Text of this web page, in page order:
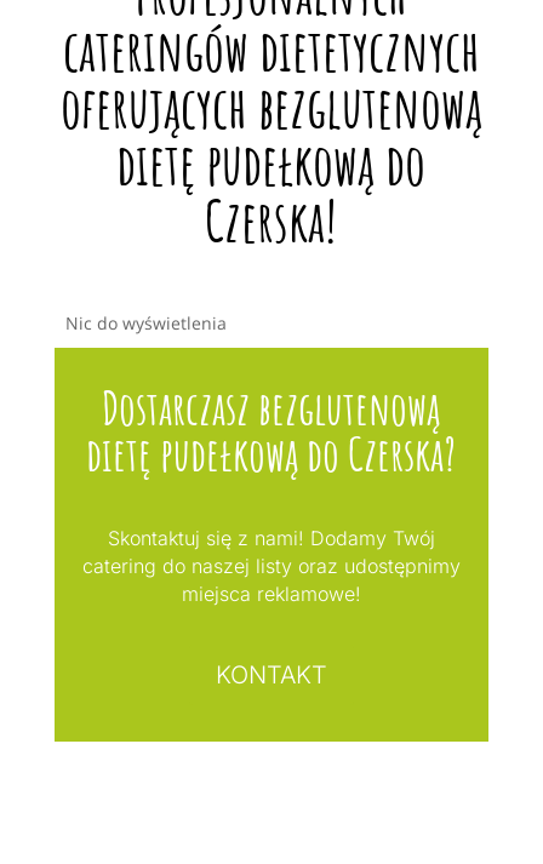
cateringów dietetycznych
oferujących bezglutenową
dietę pudełkową do
Czerska!
Nic do wyświetlenia
Dostarczasz bezglutenową
dietę pudełkową do Czerska?
Skontaktuj się z nami! Dodamy Twój
catering do naszej listy oraz udostępnimy
miejsca reklamowe!
KONTAKT